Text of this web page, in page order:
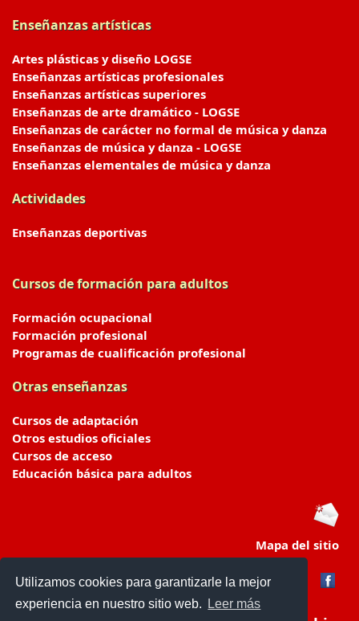
Utilizamos cookies para garantizarle la mejor
experiencia en nuestro sitio web.
Leer más
Enseñanzas artísticas
Artes plásticas y diseño LOGSE
Enseñanzas artísticas profesionales
Enseñanzas artísticas superiores
Enseñanzas de arte dramático - LOGSE
Enseñanzas de carácter no formal de música y danza
Enseñanzas de música y danza - LOGSE
Enseñanzas elementales de música y danza
Actividades
Enseñanzas deportivas
Cursos de formación para adultos
Formación ocupacional
Formación profesional
Programas de cualificación profesional
Otras enseñanzas
Cursos de adaptación
Otros estudios oficiales
Cursos de acceso
Educación básica para adultos
Mapa del sitio